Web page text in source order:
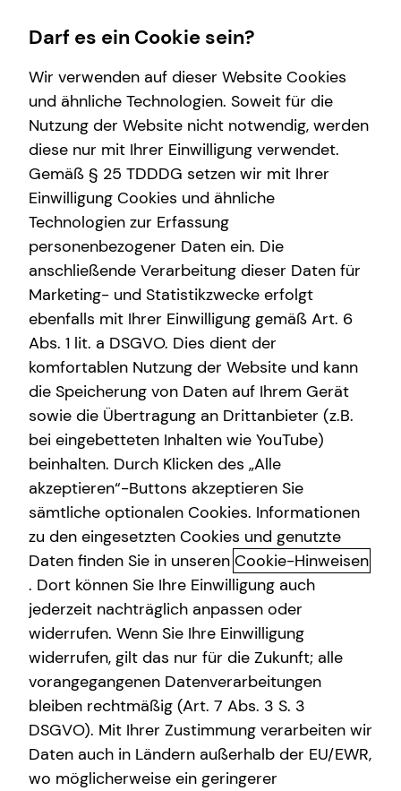
Finanzberatung
Private Krankenvorsorge
Investment
Altersvorsorge
Spezialisten-Netzwerk
Betriebliche Altersvorsorge
Kapitalanlage Immobilien
Immobilienfinanzierung
Arbeitskraftabsicherung
Videoberatung
Gewerbliche Versicherungen
Kindervorsorge
Sach- und Vermögenssicherung
Expat
Service
Kundenportal
Schadenabwicklung
Wissenswertes
Interview
Über tecis
Podcast
teamzukunft
Arbeitskraftabsicherung: Warum
deine Arbeitskraft geschützt
werden sollte
Einen wertvollen Gegenstand, das eigene Auto oder die
Wohnung versichern? Klingt logisch. Aber auch die eigene
Arbeitskraft sollten erwerbstätige Menschen finanziell
absichern. Hast du schon einmal darüber nachgedacht,
was passieren würde, wenn du aus gesundheitlichen
Gründen nicht mehr arbeiten könntest? Dieses Risiko ist
viel höher, als die meisten vermuten. Jede vierte Person
ist im Laufe ihres Berufslebens von Erwerbs- oder gar
Berufsunfähigkeit bedroht. Ein schlimmer Unfall oder eine
Darf es ein Cookie sein?
Wir verwenden auf dieser Website Cookies
und ähnliche Technologien. Soweit für die
Nutzung der Website nicht notwendig, werden
diese nur mit Ihrer Einwilligung verwendet.
Gemäß § 25 TDDDG setzen wir mit Ihrer
Einwilligung Cookies und ähnliche
Technologien zur Erfassung
personenbezogener Daten ein. Die
anschließende Verarbeitung dieser Daten für
Marketing- und Statistikzwecke erfolgt
ebenfalls mit Ihrer Einwilligung gemäß Art. 6
Abs. 1 lit. a DSGVO. Dies dient der
komfortablen Nutzung der Website und kann
die Speicherung von Daten auf Ihrem Gerät
sowie die Übertragung an Drittanbieter (z.B.
bei eingebetteten Inhalten wie YouTube)
beinhalten. Durch Klicken des „Alle
akzeptieren“-Buttons akzeptieren Sie
sämtliche optionalen Cookies. Informationen
zu den eingesetzten Cookies und genutzte
Daten finden Sie in unseren Cookie-Hinweisen
. Dort können Sie Ihre Einwilligung auch
jederzeit nachträglich anpassen oder
widerrufen. Wenn Sie Ihre Einwilligung
widerrufen, gilt das nur für die Zukunft; alle
vorangegangenen Datenverarbeitungen
bleiben rechtmäßig (Art. 7 Abs. 3 S. 3
DSGVO). Mit Ihrer Zustimmung verarbeiten wir
Daten auch in Ländern außerhalb der EU/EWR,
wo möglicherweise ein geringerer